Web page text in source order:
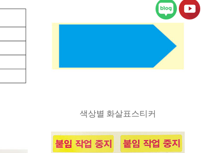
색상별 화살표스티커